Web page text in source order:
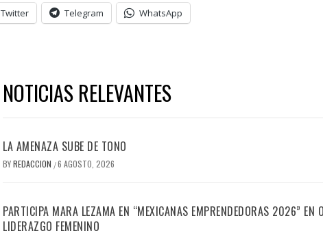
Twitter Telegram WhatsApp
NOTICIAS RELEVANTES
LA AMENAZA SUBE DE TONO
BYREDACCION /6 AGOSTO, 2026
PARTICIPA MARA LEZAMA EN “MEXICANAS EMPRENDEDORAS 2026” EN
LIDERAZGO FEMENINO